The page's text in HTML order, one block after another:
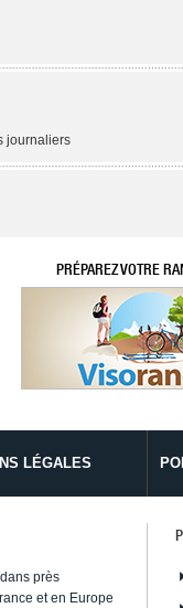
journaliers
PRÉPAREZ VOTRE
LÉGALES
près
et en Europe